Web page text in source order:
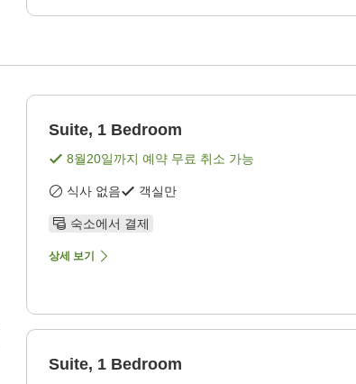
Suite, 1 Bedroom
8월20일까지 예약 무료 취소 가능
식사 없음 객실만
숙소에서 결제
상세 보기
Suite, 1 Bedroom